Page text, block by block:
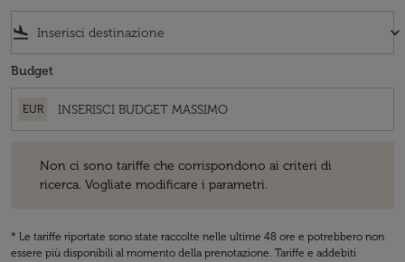
flight_land keyboard_arrow_down
Budget
EUR
Non ci sono tariffe che corrispondono ai criteri di
ricerca. Vogliate modificare i parametri.
* Le tariffe riportate sono state raccolte nelle ultime 48 ore e potrebbero non
essere più disponibili al momento della prenotazione. Tariffe e addebiti